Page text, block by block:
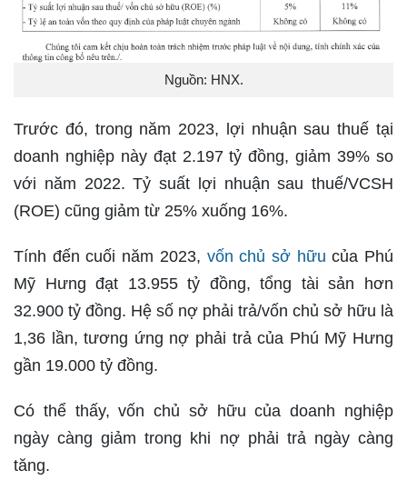
Nguồn: HNX.
Trước đó, trong năm 2023, lợi nhuận sau thuế tại
doanh nghiệp này đạt 2.197 tỷ đồng, giảm 39% so
với năm 2022. Tỷ suất lợi nhuận sau thuế/VCSH
(ROE) cũng giảm từ 25% xuống 16%.
Tính đến cuối năm 2023, vốn chủ sở hữu của Phú
Mỹ Hưng đạt 13.955 tỷ đồng, tổng tài sản hơn
32.900 tỷ đồng. Hệ số nợ phải trả/vốn chủ sở hữu là
1,36 lần, tương ứng nợ phải trả của Phú Mỹ Hưng
gần 19.000 tỷ đồng.
Có thể thấy, vốn chủ sở hữu của doanh nghiệp
ngày càng giảm trong khi nợ phải trả ngày càng
tăng.